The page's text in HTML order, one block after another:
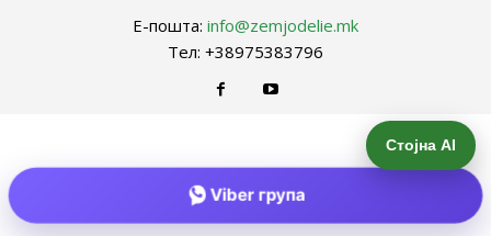
Е-пошта: info@zemjodelie.mk
Тел: +38975383796
Стојна AI
Viber група